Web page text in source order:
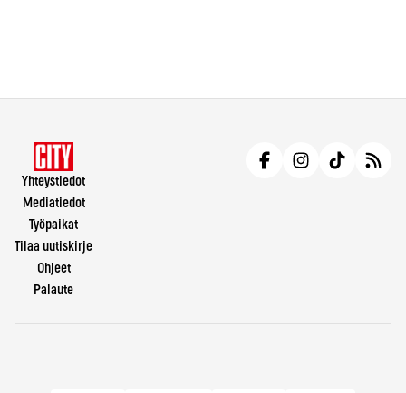
Yhteystiedot
Mediatiedot
Työpaikat
Tilaa uutiskirje
Ohjeet
Palaute